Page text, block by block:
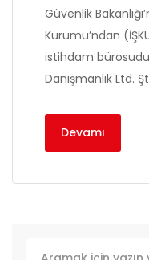
Güvenlik
Kurumu’ndan
istihdam
Danışmanlık Ltd.
Devamı